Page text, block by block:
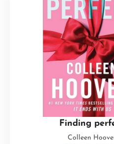
Finding
Colleen